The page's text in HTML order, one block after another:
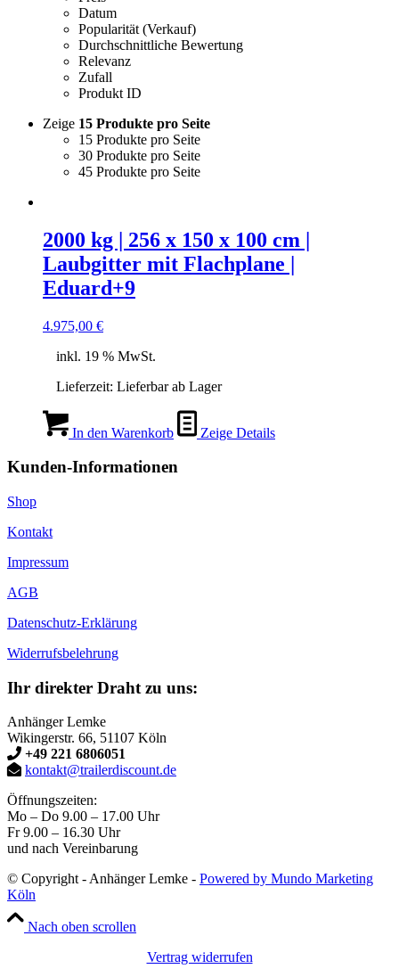
Datum
Popularität (Verkauf)
Durchschnittliche Bewertung
Relevanz
Zufall
Produkt ID
Zeige 15 Produkte pro Seite
15 Produkte pro Seite
30 Produkte pro Seite
45 Produkte pro Seite
2000 kg | 256 x 150 x 100 cm |
Laubgitter mit Flachplane |
Eduard+9
4.975,00 €
inkl. 19 % MwSt.
Lieferzeit: Lieferbar ab Lager
In den Warenkorb Zeige Details
Kunden-Informationen
Shop
Kontakt
Impressum
AGB
Datenschutz-Erklärung
Widerrufsbelehrung
Ihr direkter Draht zu uns:
Anhänger Lemke
Wikingerstr. 66, 51107 Köln
+49 221 6806051
kontakt@trailerdiscount.de
Öffnungszeiten:
Mo – Do 9.00 – 17.00 Uhr
Fr 9.00 – 16.30 Uhr
und nach Vereinbarung
© Copyright - Anhänger Lemke - Powered by Mundo Marketing
Köln
Nach oben scrollen
Vertrag widerrufen